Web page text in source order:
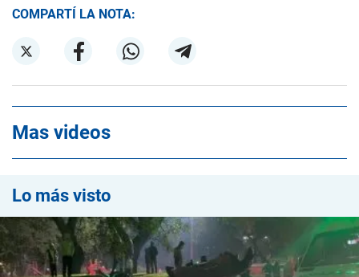
COMPARTÍ LA NOTA:
Mas videos
Lo más visto